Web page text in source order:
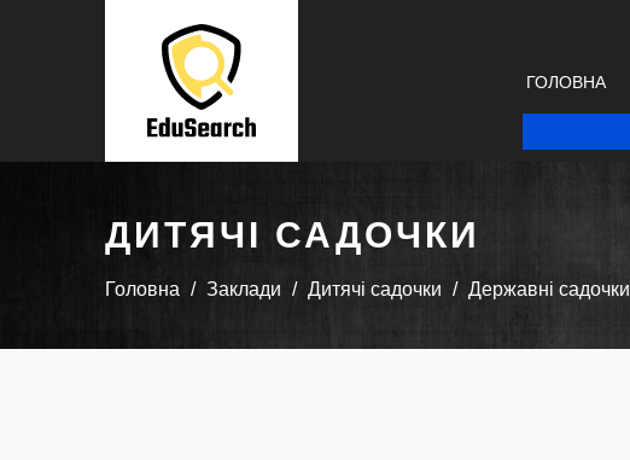
ГОЛОВНА
ДИТЯЧІ САДОЧКИ
Головна Заклади Дитячі садочки Державні садочки